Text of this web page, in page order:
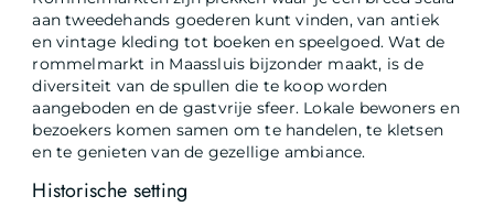
aan tweedehands goederen kunt vinden, van antiek
en vintage kleding tot boeken en speelgoed. Wat de
rommelmarkt in Maassluis bijzonder maakt, is de
diversiteit van de spullen die te koop worden
aangeboden en de gastvrije sfeer. Lokale bewoners en
bezoekers komen samen om te handelen, te kletsen
en te genieten van de gezellige ambiance.
Historische setting